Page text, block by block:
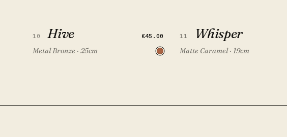
FEATURED
10 Hive €45.00
Metal Bronze · 25cm
11 Whisper
Matte Caramel · 19cm